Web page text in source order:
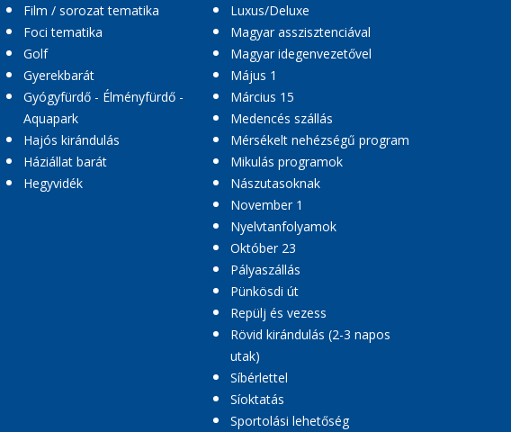
Film / sorozat tematika
Foci tematika
Golf
Gyerekbarát
Gyógyfürdő - Élményfürdő -
Aquapark
Hajós kirándulás
Háziállat barát
Hegyvidék
Luxus/Deluxe
Magyar asszisztenciával
Magyar idegenvezetővel
Május 1
Március 15
Medencés szállás
Mérsékelt nehézségű program
Mikulás programok
Nászutasoknak
November 1
Nyelvtanfolyamok
Október 23
Pályaszállás
Pünkösdi út
Repülj és vezess
Rövid kirándulás (2-3 napos
utak)
Síbérlettel
Síoktatás
Sportolási lehetőség